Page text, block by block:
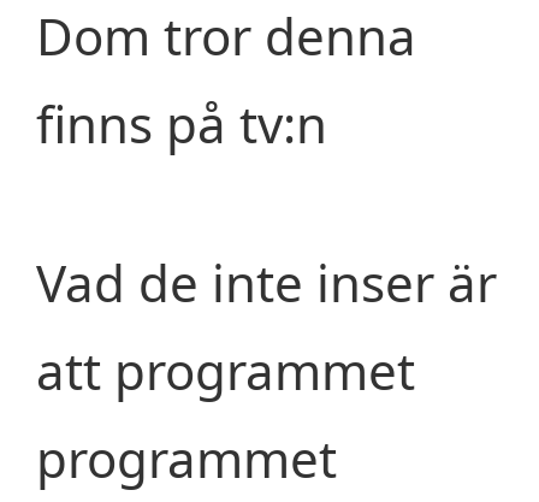
Dom tror denna
finns på tv:n
Vad de inte inser är
att programmet
programmet